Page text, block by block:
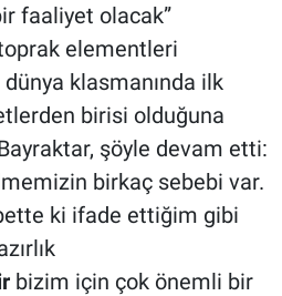
faaliyet olacak”
elementleri
klasmanında ilk
birisi olduğuna
şöyle devam etti:
birkaç sebebi var.
ki ifade ettiğim gibi
bizim için çok önemli bir